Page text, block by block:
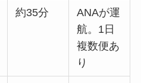
約35分
ANAが運
航。1日
複数便あ
り